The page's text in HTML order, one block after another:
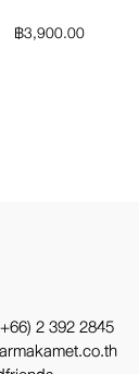
฿3,900.00
2 392 2845